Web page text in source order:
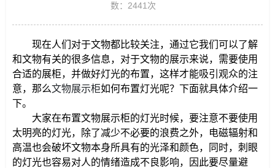
数：2441次
现在人们对于文物都比较关注，通过它我们可以了解
和文物有关的很多信息，对于文物的展示来说，需要使用
合适的展柜，并做好灯光的布置，这样才能吸引观众的注
意，那么文物展示柜如何布置灯光呢？下面就具体介绍一
下。
大家在布置文物展示柜的灯光时候，要注意不要使用
太明亮的灯光，除了减少不必要的浪费之外，电磁辐射和
高温也会破坏文物本身所具有的光泽和颜色，同时，刺眼
的灯光也容易对人的情绪造成不良影响，因此要尽量避